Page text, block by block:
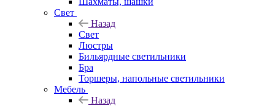
Свет
Назад
Свет
Люстры
Бильярдные светильники
Бра
Торшеры, напольные светильники
Мебель
Назад